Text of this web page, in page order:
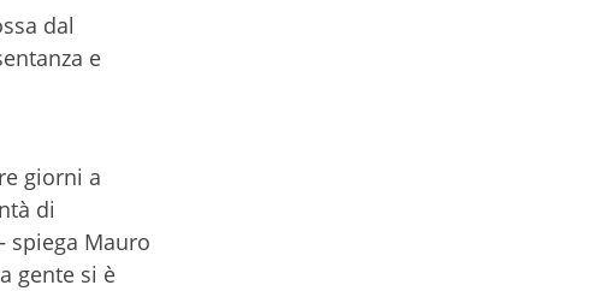
dal
e
giorni a
di
Mauro
gente si è